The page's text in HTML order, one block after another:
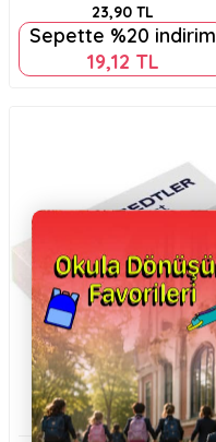
23,90TL
Sepette %20 indirim
19,12 TL
Staedtler
Staedtler Rasoplast Silgi
(65X23X13 Mm) 526 B20